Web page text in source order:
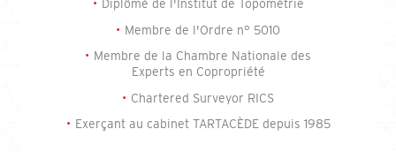
Diplômé de l'Institut de Topométrie
Membre de l'Ordre n° 5010
Membre de la Chambre Nationale des
Experts en Copropriété
Chartered Surveyor RICS
Exerçant au cabinet TARTACÈDE depuis 1985